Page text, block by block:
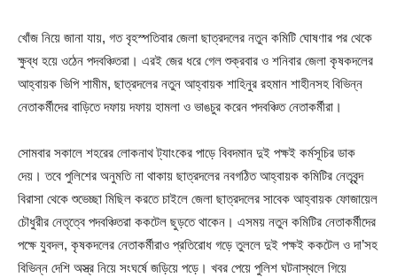
খোঁজ নিয়ে জানা যায়, গত বৃহস্পতিবার জেলা ছাত্রদলের নতুন কমিটি ঘোষণার পর থেকে
ক্ষুব্ধ হয়ে ওঠেন পদবঞ্চিতরা। এরই জের ধরে গেল শুক্রবার ও শনিবার জেলা কৃষকদলের
আহ্বায়ক ভিপি শামীম, ছাত্রদলের নতুন আহ্বায়ক শাহিনুর রহমান শাহীনসহ বিভিন্ন
নেতাকর্মীদের বাড়িতে দফায় দফায় হামলা ও ভাঙচুর করেন পদবঞ্চিত নেতাকর্মীরা।
সোমবার সকালে শহরের লোকনাথ ট্যাংকের পাড়ে বিবদমান দুই পক্ষই কর্মসূচির ডাক
দেয়। তবে পুলিশের অনুমতি না থাকায় ছাত্রদলের নবগঠিত আহ্বায়ক কমিটির নেতৃবৃন্দ
বিরাসা থেকে শুভেচ্ছা মিছিল করতে চাইলে জেলা ছাত্রদলের সাবেক আহ্বায়ক ফোজায়েল
চৌধুরীর নেতৃত্বে পদবঞ্চিতরা ককটেল ছুড়তে থাকেন। এসময় নতুন কমিটির নেতাকর্মীদের
পক্ষে যুবদল, কৃষকদলের নেতাকর্মীরাও প্রতিরোধ গড়ে তুললে দুই পক্ষই ককটেল ও দা’সহ
বিভিন্ন দেশি অস্ত্র নিয়ে সংঘর্ষে জড়িয়ে পড়ে। খবর পেয়ে পুলিশ ঘটনাস্থলে গিয়ে